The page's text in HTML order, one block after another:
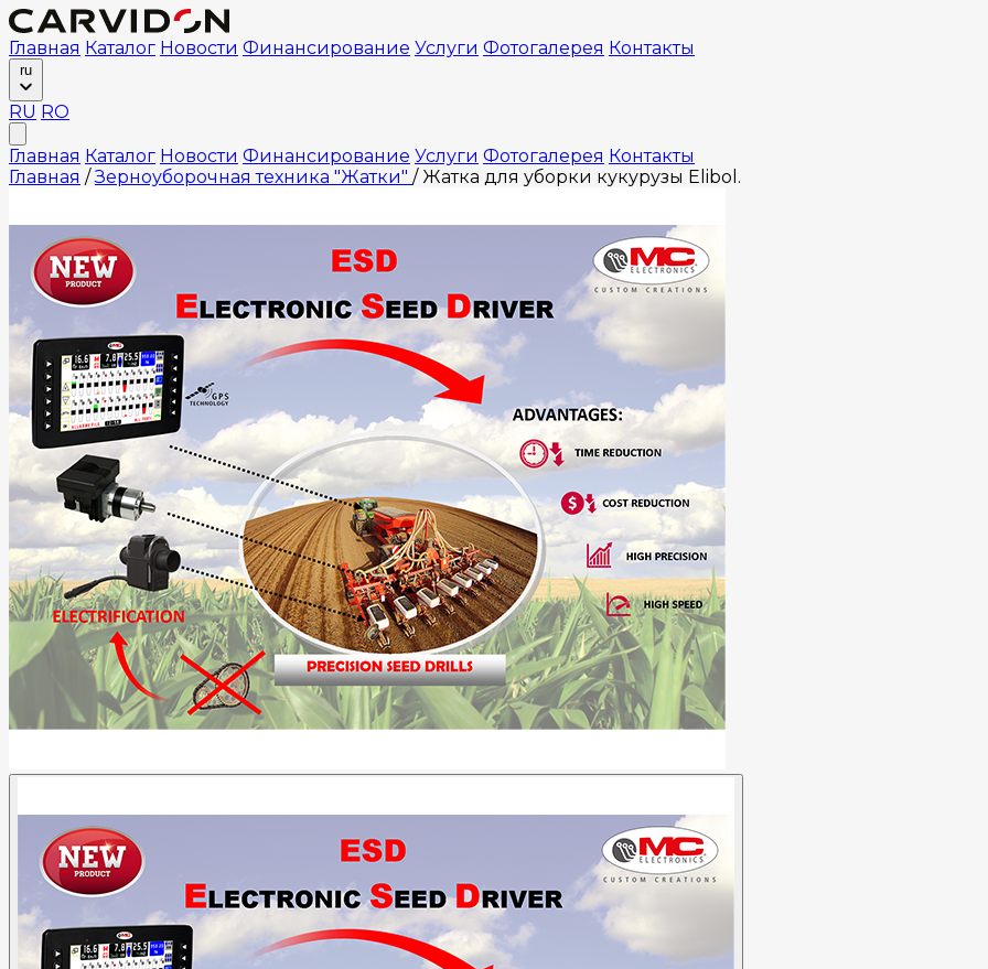
Главная Каталог Новости Финансирование Услуги Фотогалерея Контакты
ru
RU RO
Главная Каталог Новости Финансирование Услуги Фотогалерея Контакты
Главная / Зерноуборочная техника "Жатки" / Жатка для уборки кукурузы Elibol.